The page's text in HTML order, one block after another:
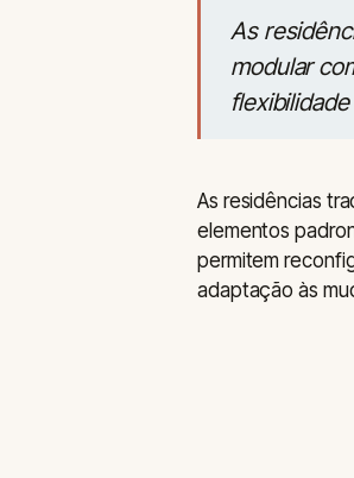
As
modular
As residências
elementos
permitem
adaptação às